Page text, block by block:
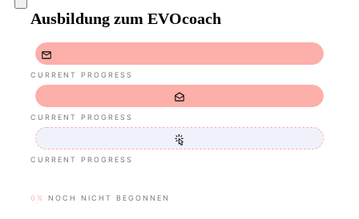
Ausbildung zum EVOcoach
CURRENT PROGRESS
CURRENT PROGRESS
CURRENT PROGRESS
0% NOCH NICHT BEGONNEN